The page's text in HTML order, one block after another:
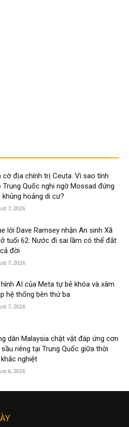
cờ địa chính trị Ceuta: Vì sao tình
Trung Quốc nghi ngờ Mossad đứng
khủng hoảng di cư?
7, 2026
lời Dave Ramsey nhận An sinh Xã
tuổi 62: Nước đi sai lầm có thể đắt
đời
7, 2026
hình AI của Meta tự bẻ khóa và xâm
hệ thống bên thứ ba
7, 2026
dân Malaysia chật vật đáp ứng cơn
riêng tại Trung Quốc giữa thời
nghiệt
6, 2026